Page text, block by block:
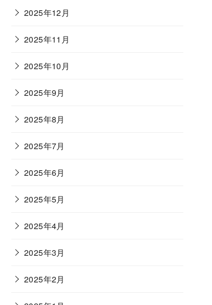
2025年12月
2025年11月
2025年10月
2025年9月
2025年8月
2025年7月
2025年6月
2025年5月
2025年4月
2025年3月
2025年2月